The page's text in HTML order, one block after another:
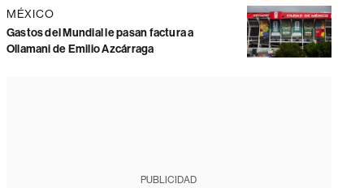
MÉXICO
Gastos del Mundial le pasan factura a
Ollamani de Emilio Azcárraga
PUBLICIDAD